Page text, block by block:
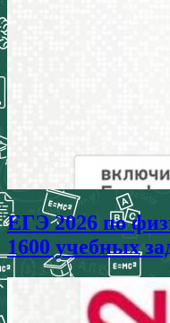
ЕГЭ 2026 по
1600 учебных